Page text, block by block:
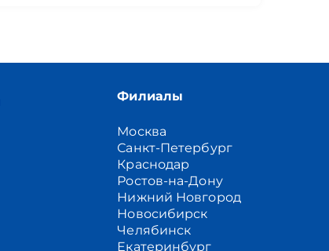
Филиалы
Москва
Санкт-Петербург
Краснодар
Ростов-на-Дону
Нижний Новгород
Новосибирск
Челябинск
Екатеринбург